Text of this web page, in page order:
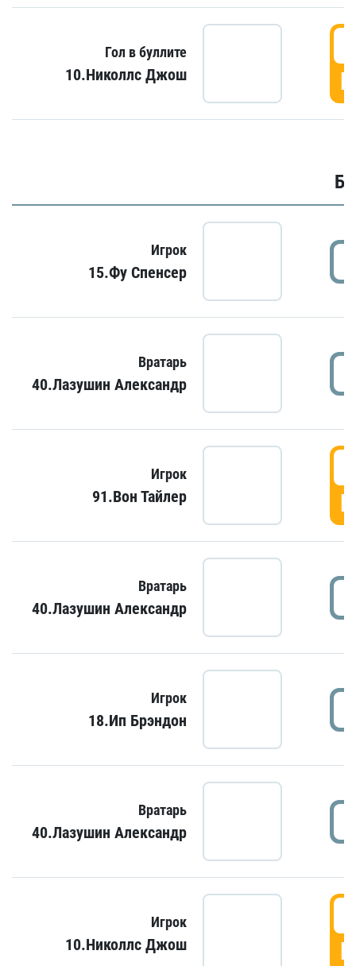
Гол в буллите
10.Николлс Джош
Игрок
15.Фу Спенсер
Вратарь
40.Лазушин Александр
Игрок
91.Вон Тайлер
Вратарь
40.Лазушин Александр
Игрок
18.Ип Брэндон
Вратарь
40.Лазушин Александр
Игрок
10.Николлс Джош